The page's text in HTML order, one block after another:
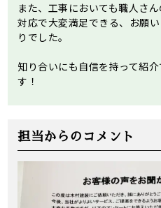
また、工事においても職人さ
対応で大変満足できる、お願
りでした。
知り合いにも自信を持って紹
す！
担当からのコメント